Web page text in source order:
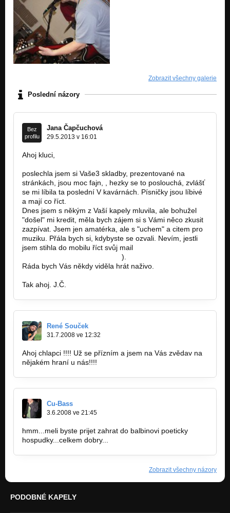
Zobrazit všechny galerie
Poslední názory
Bez
profilu
Jana Čapčuchová
29.5.2013 v 16:01
Ahoj kluci,
poslechla jsem si Vaše3 skladby, prezentované na
stránkách, jsou moc fajn, , hezky se to poslouchá, zvlášť
se mi líbila ta poslední V kavárnách. Písničky jsou líbivé
a mají co říct.
Dnes jsem s někým z Vaší kapely mluvila, ale bohužel
"došel" mi kredit, měla bych zájem si s Vámi něco zkusit
zazpívat. Jsem jen amatérka, ale s "uchem" a citem pro
muziku. Přála bych si, kdybyste se ozvali. Nevím, jestli
jsem stihla do mobilu říct svůj mail
).
Ráda bych Vás někdy viděla hrát naživo.
Tak ahoj. J.Č.
René Souček
31.7.2008 ve 12:32
Ahoj chlapci !!!! Už se přízním a jsem na Vás zvědav na
nějakém hraní u nás!!!!
Cu-Bass
3.6.2008 ve 21:45
hmm...meli byste prijet zahrat do balbinovi poeticky
hospudky...celkem dobry...
Zobrazit všechny názory
PODOBNÉ KAPELY